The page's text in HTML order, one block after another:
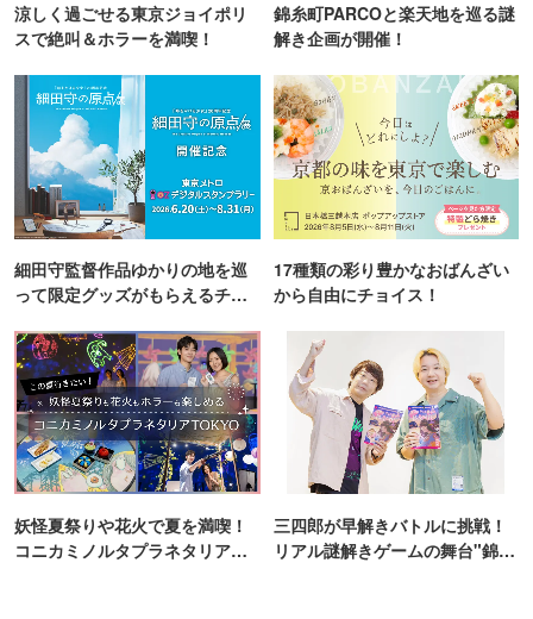
涼しく過ごせる東京ジョイポリ
スで絶叫＆ホラーを満喫！
錦糸町PARCOと楽天地を巡る謎
解き企画が開催！
細田守監督作品ゆかりの地を巡
って限定グッズがもらえるチャ
17種類の彩り豊かなおばんざい
から自由にチョイス！
妖怪夏祭りや花火で夏を満喫！
コニカミノルタプラネタリア
三四郎が早解きバトルに挑戦！
リアル謎解きゲームの舞台"錦糸